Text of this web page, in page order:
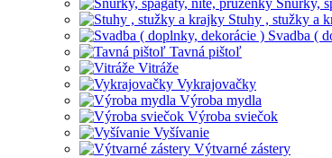
Šnúrky,
Stuhy , stužky a
Svadba (
Tavná pištoľ
Vitráže
Vykrajovačky
Výroba mydla
Výroba sviečok
Vyšívanie
Výtvarné zástery